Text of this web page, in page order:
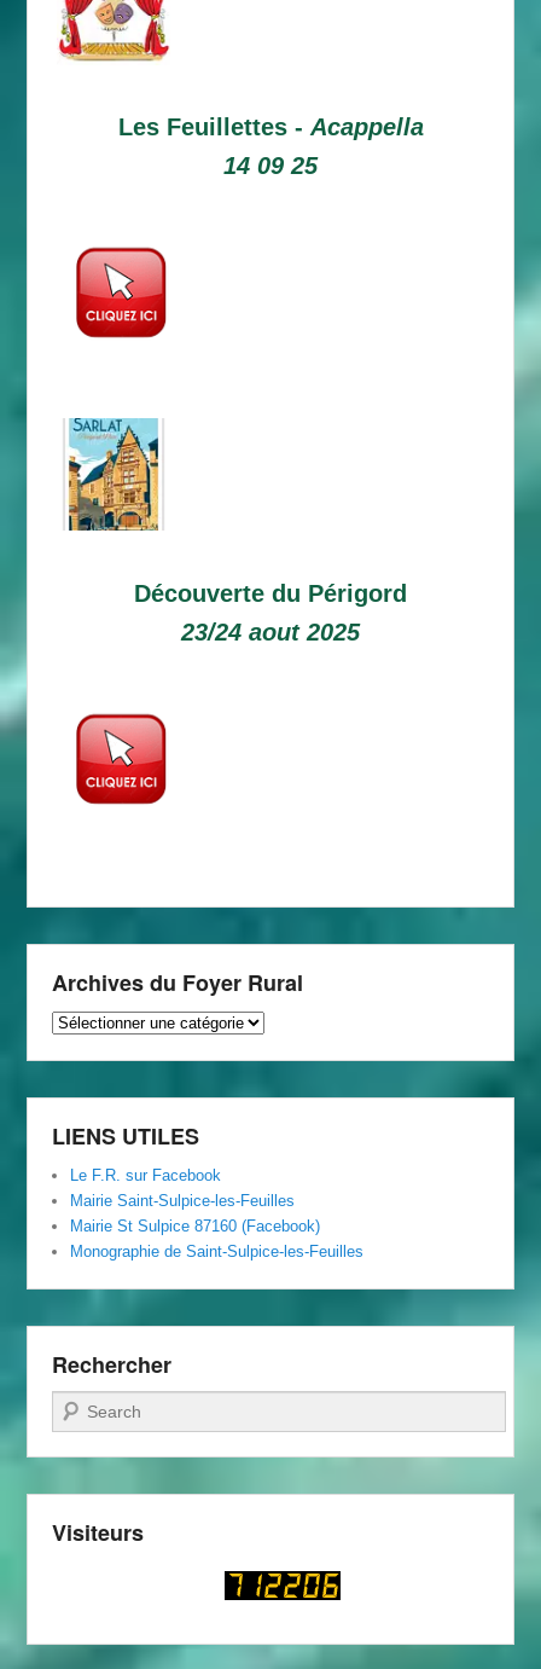
Les Feuillettes - Acappella
14 09 25
Découverte du Périgord
23/24 aout 2025
Archives du Foyer Rural
Archives
Rural
LIENS UTILES
Le F.R. sur Facebook
Mairie Saint-Sulpice-les-Feuilles
Mairie St Sulpice 87160 (Facebook)
Monographie de Saint-Sulpice-les-Feuilles
Rechercher
Recherche
Visiteurs